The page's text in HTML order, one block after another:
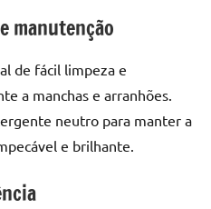
manutenção
de fácil limpeza e
a manchas e arranhões.
neutro para manter a
e brilhante.